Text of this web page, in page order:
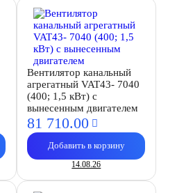
Вентилятор канальный
агрегатный VAT43- 7040
(400; 1,5 кВт) с
вынесенным двигателем
81 710.00
Добавить в корзину
14.08.26